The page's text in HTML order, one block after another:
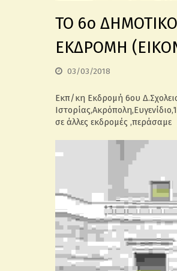
TO 6ο
ΕΚΔΡΟΜΗ
03/03/2018
Εκπ/κη Εκδρομή 6ου
σε άλλες εκδρομές ,περάσαμε